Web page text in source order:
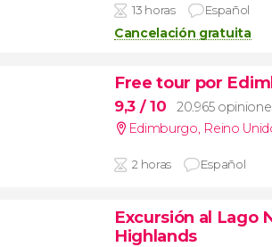
13 horas Español
Cancelación gratuita
Free tour por
9,3 / 10
20.965
Edimburgo, Reino
2 horas Español
Excursión al Lago
Highlands